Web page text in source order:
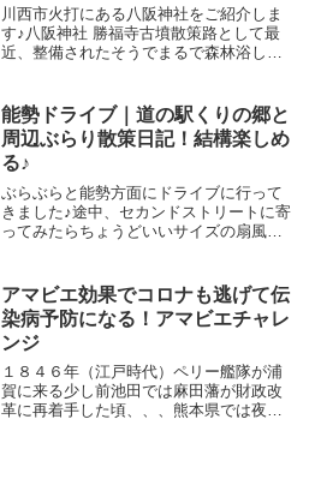
川西市火打にある八阪神社をご紹介しま
す♪八阪神社 勝福寺古墳散策路として最
近、整備されたそうでまるで森林浴して
もあって家族でお出かけにもよい感じで
すよ♪♪この日は絹延橋...
能勢ドライブ｜道の駅くりの郷と
周辺ぶらり散策日記！結構楽しめ
る♪
ぶらぶらと能勢方面にドライブに行って
きました♪途中、セカンドストリートに寄
ってみたらちょうどいいサイズの扇風機
ちら以前に書いた記事です♪道の駅”くり
の郷”へお...
アマビエ効果でコロナも逃げて伝
染病予防になる！アマビエチャレ
ンジ
１８４６年（江戸時代）ペリー艦隊が浦
賀に来る少し前池田では麻田藩が財政改
革に再着手した頃、、、熊本県では夜な